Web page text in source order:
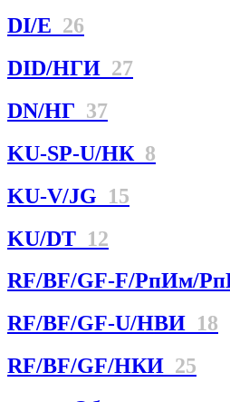
DI/E 26
DID/НГИ 27
DN/НГ 37
KU-SP-U/НК 8
KU-V/JG 15
KU/DT 12
RF/BF/GF-F/РпИм/
RF/BF/GF-U/НBИ 18
RF/BF/GF/НКИ 25